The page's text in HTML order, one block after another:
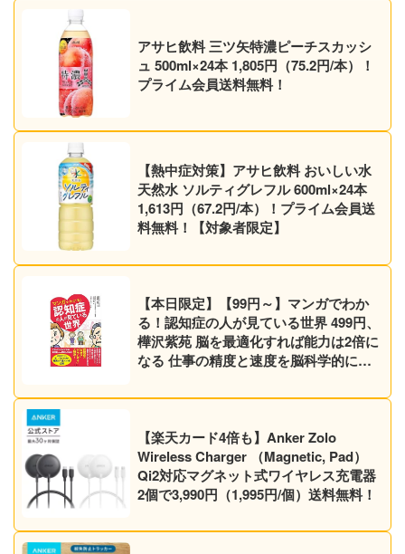
アサヒ飲料 三ツ矢特濃ピーチスカッシ
ュ 500ml×24本 1,805円（75.2円/本）！
プライム会員送料無料！
【熱中症対策】アサヒ飲料 おいしい水
天然水 ソルティグレフル 600ml×24本
1,613円（67.2円/本）！プライム会員送
料無料！【対象者限定】
【本日限定】【99円～】マンガでわか
る！認知症の人が見ている世界 499円、
樺沢紫苑 脳を最適化すれば能力は2倍に
なる 仕事の精度と速度を脳科学的にあ
ール】
【楽天カード4倍も】Anker Zolo
Wireless Charger （Magnetic, Pad）
Qi2対応マグネット式ワイヤレス充電器
2個で3,990円（1,995円/個）送料無料！